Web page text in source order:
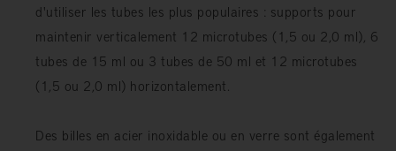
d'utiliser les tubes les plus populaires : supports pour
maintenir verticalement 12 microtubes (1,5 ou 2,0 ml), 6
tubes de 15 ml ou 3 tubes de 50 ml et 12 microtubes
(1,5 ou 2,0 ml) horizontalement.
Des billes en acier inoxidable ou en verre sont également